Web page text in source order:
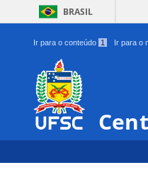
BRASIL
Ir para o conteúdo 1 Ir para o